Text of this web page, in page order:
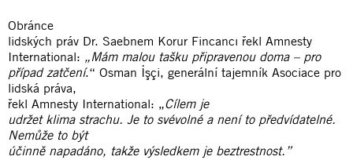
Obránce
lidských práv Dr. Saebnem Korur Fincancı řekl Amnesty
International: „Mám malou tašku připravenou doma – pro
případ zatčení.“ Osman İşçi, generální tajemník Asociace pro
lidská práva,
řekl Amnesty International: „Cílem je
udržet klima strachu. Je to svévolné a není to předvídatelné.
Nemůže to být
účinně napadáno, takže výsledkem je beztrestnost.”